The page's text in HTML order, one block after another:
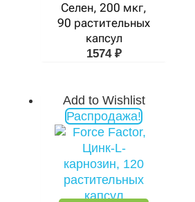
Селен, 200 мкг,
90 растительных
капсул
1574 ₽
Add to Wishlist
Распродажа!
Первоначальная
цена
составляла
3251 ₽.
Текущая
цена:
3067 ₽.